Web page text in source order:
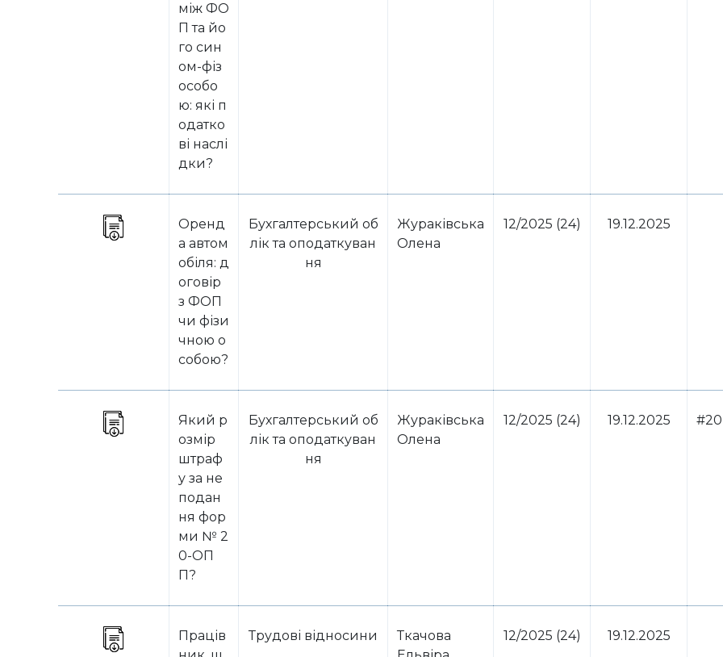
між ФО
П та йо
го син
ом-фіз
особо
ю: які п
одатко
ві наслі
дки?
Оренд
а автом
обіля: д
оговір
з ФОП
чи фізи
чною о
собою?
Бухгалтерський об
лік та оподаткуван
ня
Жураківська
Олена
12/2025 (24) 19.12.2025
Який р
озмір
штраф
у за не
подан
ня фор
ми № 2
0-ОП
П?
Бухгалтерський об
лік та оподаткуван
ня
Жураківська
Олена
12/2025 (24) 19.12.2025
Праців
Трудові відносини
Ткачова
12/2025 (24) 19.12.2025